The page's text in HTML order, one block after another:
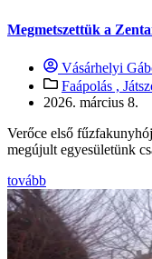
Megmetszettük a
Vásárhelyi
Faápolás ,
2026. március 8.
Verőce első
megújult egyesületünk
tovább